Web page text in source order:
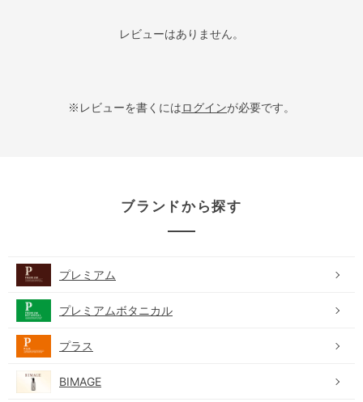
レビューはありません。
※レビューを書くにはログインが必要です。
ブランドから探す
プレミアム
プレミアムボタニカル
プラス
BIMAGE